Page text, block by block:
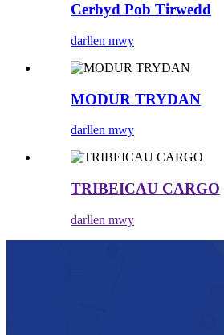
Cerbyd Pob Tirwedd
darllen mwy
MODUR TRYDAN
darllen mwy
TRIBEICAU CARGO
darllen mwy